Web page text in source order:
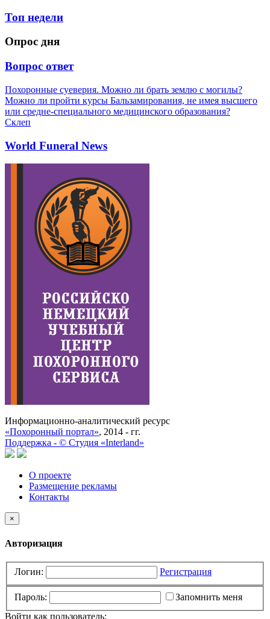
Топ недели
Опрос дня
Вопрос ответ
Похоронные суеверия. Можно ли брать землю с могилы?
Можно ли пройти курсы Бальзамирования, не имея высшего
или средне-специального медицинского образования?
Склеп
World Funeral News
Информационно-аналитический ресурс
«Похоронный портал», 2014 - гг.
Поддержка - © Cтудия «Interland»
О проекте
Размещение рекламы
Контакты
×
Авторизация
Логин: Регистрация
Пароль:
Запомнить меня
Войти как пользователь: